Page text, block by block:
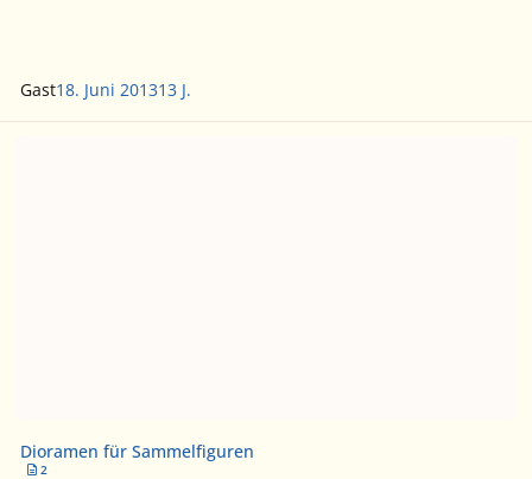
Gast18. Juni 201313 J.
Dioramen für Sammelfiguren
2